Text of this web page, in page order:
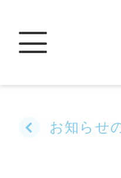
お知らせ